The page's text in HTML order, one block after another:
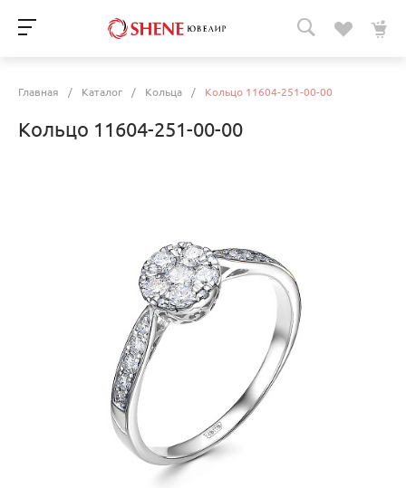
Главная / Каталог / Кольца / Кольцо 11604-251-00-00
Кольцо 11604-251-00-00